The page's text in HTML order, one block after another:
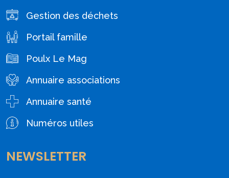
Gestion des déchets
Portail famille
Poulx Le Mag
Annuaire associations
Annuaire santé
Numéros utiles
NEWSLETTER